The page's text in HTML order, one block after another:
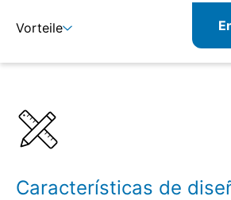
Vorteile
Características de